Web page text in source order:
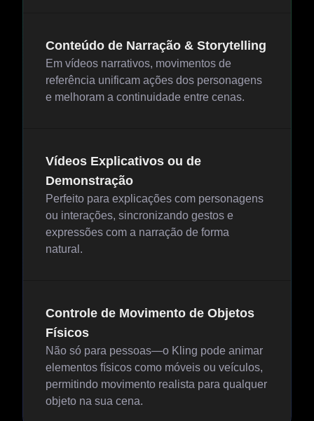
Conteúdo de Narração & Storytelling
Em vídeos narrativos, movimentos de
referência unificam ações dos personagens
e melhoram a continuidade entre cenas.
Vídeos Explicativos ou de
Demonstração
Perfeito para explicações com personagens
ou interações, sincronizando gestos e
expressões com a narração de forma
natural.
Controle de Movimento de Objetos
Físicos
Não só para pessoas—o Kling pode animar
elementos físicos como móveis ou veículos,
permitindo movimento realista para qualquer
objeto na sua cena.